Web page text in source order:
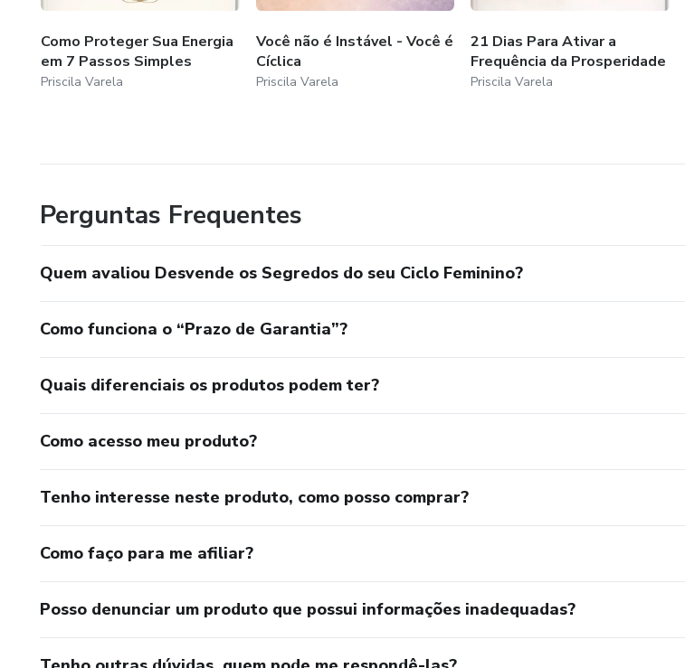
Como Proteger Sua Energia
em 7 Passos Simples
Priscila Varela
Você não é Instável - Você é
Cíclica
Priscila Varela
21 Dias Para Ativar a
Frequência da Prosperidade
Priscila Varela
Perguntas Frequentes
Quem avaliou Desvende os Segredos do seu Ciclo Feminino?
Como funciona o “Prazo de Garantia”?
Quais diferenciais os produtos podem ter?
Como acesso meu produto?
Tenho interesse neste produto, como posso comprar?
Como faço para me afiliar?
Posso denunciar um produto que possui informações inadequadas?